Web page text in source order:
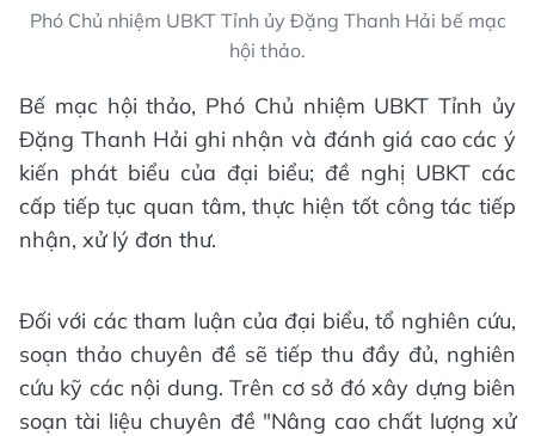
Phó Chủ nhiệm UBKT Tỉnh ủy Đặng Thanh Hải bế mạc
hội thảo.
Bế mạc hội thảo, Phó Chủ nhiệm UBKT Tỉnh ủy
Đặng Thanh Hải ghi nhận và đánh giá cao các ý
kiến phát biểu của đại biểu; đề nghị UBKT các
cấp tiếp tục quan tâm, thực hiện tốt công tác tiếp
nhận, xử lý đơn thư.
Đối với các tham luận của đại biểu, tổ nghiên cứu,
soạn thảo chuyên đề sẽ tiếp thu đầy đủ, nghiên
cứu kỹ các nội dung. Trên cơ sở đó xây dựng biên
soạn tài liệu chuyên đề "Nâng cao chất lượng xử